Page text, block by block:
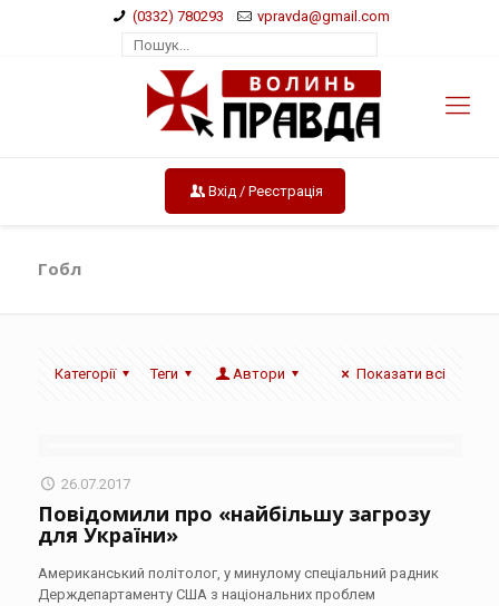
(0332) 780293 vpravda@gmail.com
Вхід / Реєстрація
Гобл
Категорії Теги Автори Показати всі
26.07.2017
Повідомили про «найбільшу загрозу
для України»
Американський політолог, у минулому спеціальний радник
Держдепартаменту США з національних проблем